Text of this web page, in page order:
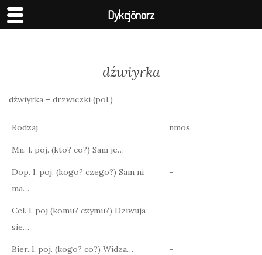
dźwiyrka
dźwiyrka – drzwiczki (pol.)
Rodzaj nmos.
Mn. l. poj. (kto? co?) Sam je… -
Dop. l. poj. (kogo? czego?) Sam ni
ma…
-
Cel. l. poj (kōmu? czymu?) Dziwuja
sie…
-
Bier. l. poj. (kogo? co?) Widza… -
Dykcjōnorz